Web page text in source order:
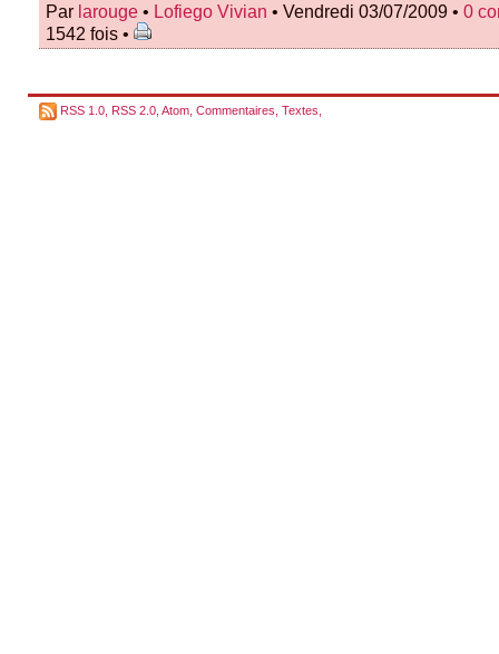
Par larouge • Lofiego Vivian • Vendredi 03/07/2009 • 0
1542 fois •
RSS 1.0 RSS 2.0 Atom Commentaires Textes